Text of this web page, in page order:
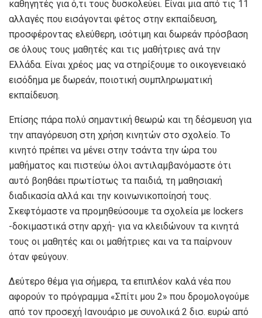
καθηγητές για ό,τι τους δυσκολεύει. Είναι μια από τις 11
αλλαγές που εισάγονται φέτος στην εκπαίδευση,
προσφέροντας ελεύθερη, ισότιμη και δωρεάν πρόσβαση
σε όλους τους μαθητές και τις μαθήτριες ανά την
Ελλάδα. Είναι χρέος μας να στηρίξουμε το οικογενειακό
εισόδημα με δωρεάν, ποιοτική συμπληρωματική
εκπαίδευση.
Επίσης πάρα πολύ σημαντική θεωρώ και τη δέσμευση για
την απαγόρευση στη χρήση κινητών στο σχολείο. Το
κινητό πρέπει να μένει στην τσάντα την ώρα του
μαθήματος και πιστεύω όλοι αντιλαμβανόμαστε ότι
αυτό βοηθάει πρωτίστως τα παιδιά, τη μαθησιακή
διαδικασία αλλά και την κοινωνικοποίησή τους.
Σκεφτόμαστε να προμηθεύσουμε τα σχολεία με lockers
-δοκιμαστικά στην αρχή- για να κλειδώνουν τα κινητά
τους οι μαθητές και οι μαθήτριες και να τα παίρνουν
όταν φεύγουν.
Δεύτερο θέμα για σήμερα, τα επιπλέον καλά νέα που
αφορούν το πρόγραμμα «Σπίτι μου 2» που δρομολογούμε
από τον προσεχή Ιανουάριο με συνολικά 2 δισ. ευρώ από